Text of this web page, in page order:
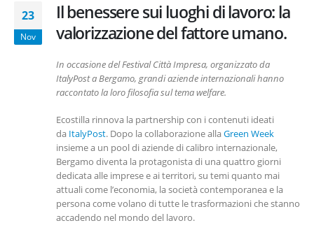
23
Nov
Il benessere sui luoghi di lavoro: la
valorizzazione del fattore umano.
In occasione del Festival Città Impresa, organizzato da
ItalyPost a Bergamo, grandi aziende internazionali hanno
raccontato la loro filosofia sul tema welfare.
Ecostilla rinnova la partnership con i contenuti ideati
da ItalyPost. Dopo la collaborazione allaGreen Week
insieme a un pool di aziende di calibro internazionale,
Bergamo diventa la protagonista di una quattro giorni
dedicata alle imprese e ai territori, su temi quanto mai
attuali come l’economia, la società contemporanea e la
persona come volano di tutte le trasformazioni che stanno
accadendo nel mondo del lavoro.